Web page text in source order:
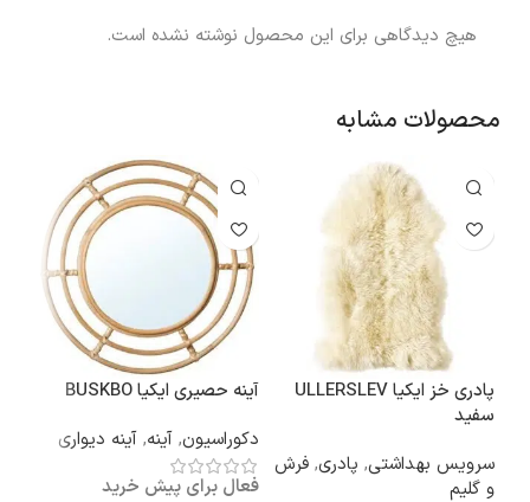
هیچ دیدگاهی برای این محصول نوشته نشده است.
محصولات مشابه
پادری خز ایکیا ULLERSLEV
سفید
سرویس بهداشتی, پادری, فرش
و گلیم
آینه حصیری ایکیا BUSKBO
دکوراسیون, آینه, آینه دیواری
فعال برای پیش خرید